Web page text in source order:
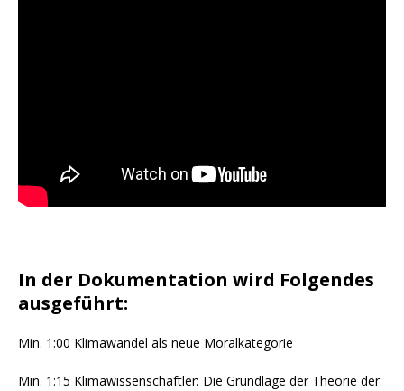
In der Dokumentation wird Folgendes
ausgeführt:
Min. 1:00 Klimawandel als neue Moralkategorie
Min. 1:15 Klimawissenschaftler: Die Grundlage der Theorie der